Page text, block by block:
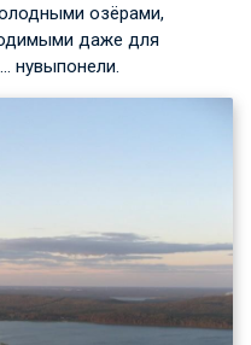
озёрами,
даже для
нувыпонели.